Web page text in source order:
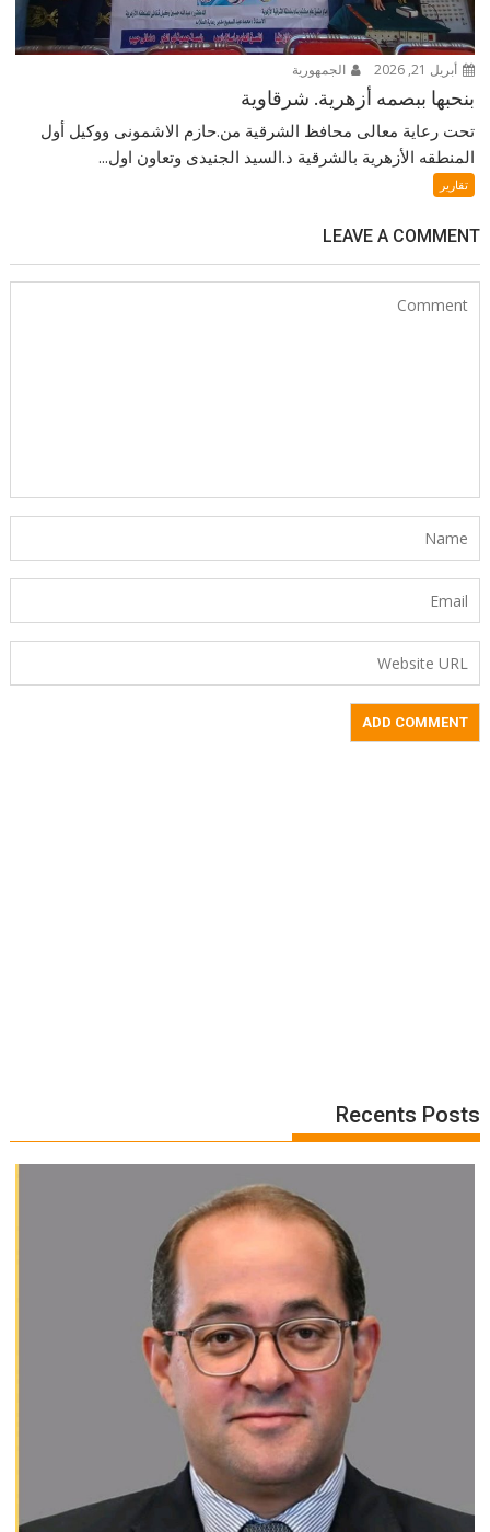
أبريل 21, 2026 الجمهورية
بنحبها ببصمه أزهرية. شرقاوية
تحت رعاية معالى محافظ الشرقية من.حازم الاشمونى ووكيل أول
المنطقه الأزهرية بالشرقية د.السيد الجنيدى وتعاون اول...
تقارير
LEAVE A COMMENT
Recents Posts